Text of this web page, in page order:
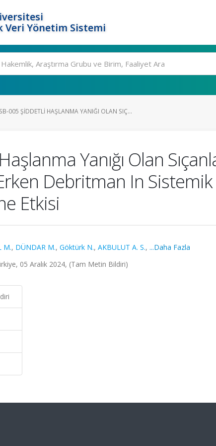
Veri Yönetim Sistemi
SB-005 ŞIDDETLI HAŞLANMA YANIĞI OLAN SIÇ...
Yanığı Olan
Debritman In
Etkisi
M., DÜNDAR M., Göktürk N., AKBULUT A. S., ...Daha Fazla
05 Aralık 2024, (Tam Metin Bildiri)